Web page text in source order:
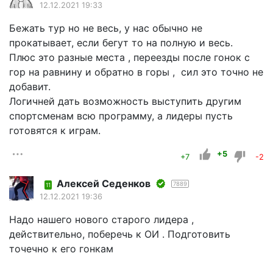
12.12.2021 19:33
Бежать тур но не весь, у нас обычно не
прокатывает, если бегут то на полную и весь.
Плюс это разные места , переезды после гонок с
гор на равнину и обратно в горы , сил это точно не
добавит.
Логичней дать возможность выступить другим
спортсменам всю программу, а лидеры пусть
готовятся к играм.
+7 +5 -2
11 Алексей Седенков 7889
12.12.2021 19:36
Надо нашего нового старого лидера ,
действительно, поберечь к ОИ . Подготовить
точечно к его гонкам